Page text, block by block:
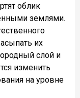
облик
землями.
их
слой и
изменить
на уровне